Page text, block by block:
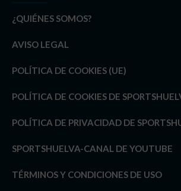
¿QUIÉNES SOMOS?
AVISO LEGAL
POLÍTICA DE COOKIES (UE)
POLÍTICA DE COOKIES DE
POLÍTICA DE PRIVACIDAD DE
SPORTSHUELVA-CANAL DE YOUTUBE
TÉRMINOS Y CONDICIONES DE USO